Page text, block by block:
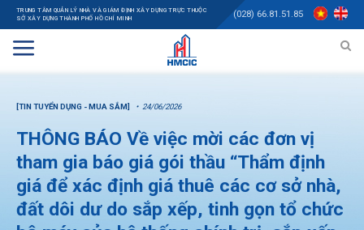
TRUNG TÂM QUẢN LÝ NHÀ VÀ GIÁM ĐỊNH XÂY DỰNG TRỰC THUỘC
SỞ XÂY DỰNG THÀNH PHỐ HỒ CHÍ MINH
(028) 66.81.51.85
[TIN TUYỂN DỤNG - MUA SẮM] 24/06/2026
THÔNG BÁO Về việc mời các đơn vị
tham gia báo giá gói thầu “Thẩm định
giá để xác định giá thuê các cơ sở nhà,
đất dôi dư do sắp xếp, tinh gọn tổ chức